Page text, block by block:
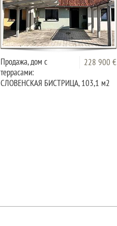
228 900 €
Продажа, дом с
террасами:
СЛОВЕНСКАЯ БИСТРИЦА, 103,1 м2